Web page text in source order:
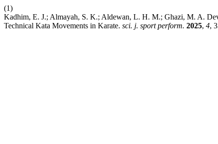
(1)
Kadhim, E. J.; Almayah, S. K.; Aldewan, L. H. M.; Ghazi, M. A.
Technical Kata Movements in Karate. sci. j. sport perform. 2025, 4,